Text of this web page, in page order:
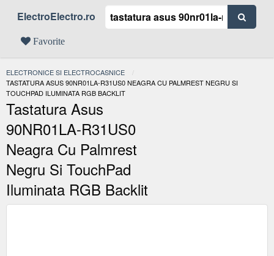
ElectroElectro.ro
Favorite
ELECTRONICE SI ELECTROCASNICE
ACTUAL:
TASTATURA ASUS 90NR01LA-R31US0 NEAGRA CU PALMREST NEGRU SI
TOUCHPAD ILUMINATA RGB BACKLIT
Tastatura Asus
90NR01LA-R31US0
Neagra Cu Palmrest
Negru Si TouchPad
Iluminata RGB Backlit